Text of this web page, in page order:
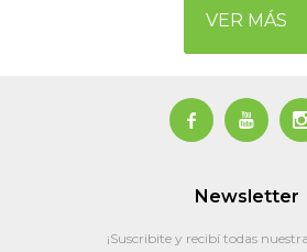
VER MÁS
 
Newsletter
¡Suscribite y recibí todas